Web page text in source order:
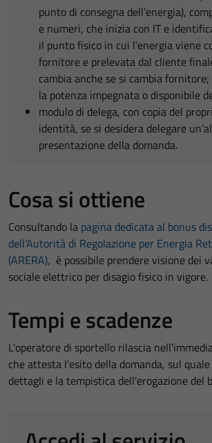
punto di consegna dell’energia),
e numeri, che inizia con IT e
il punto fisico in cui l’energia viene
fornitore e prelevata dal cliente
cambia anche se si cambia fornitore;
la potenza impegnata o disponibile
modulo di delega, con copia del
identità, se si desidera delegare
presentazione della domanda.
Cosa si ottiene
Consultando la pagina dedicata al bonus
dell'Autorità di Regolazione per Energia
(ARERA), è possibile prendere visione dei
sociale elettrico per disagio fisico in vigore.
Tempi e scadenze
L'operatore di sportello rilascia
che attesta l'esito della domanda, sul
dettagli e la tempistica dell'erogazione del